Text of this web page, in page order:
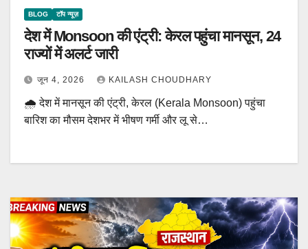
BLOG टॉप न्यूज़
देश में Monsoon की एंट्री: केरल पहुंचा मानसून, 24
राज्यों में अलर्ट जारी
जून 4, 2026 KAILASH CHOUDHARY
🌧️ देश में मानसून की एंट्री, केरल (Kerala Monsoon) पहुंचा
बारिश का मौसम देशभर में भीषण गर्मी और लू से…